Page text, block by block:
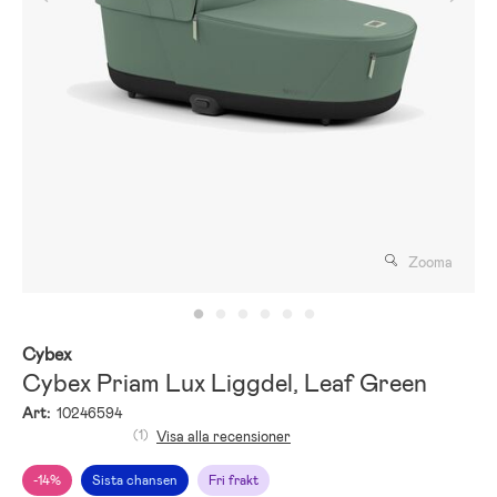
Zooma
Cybex
Cybex Priam Lux Liggdel, Leaf Green
Art: 10246594
-14% Sista chansen Fri frakt
(1) Visa alla recensioner